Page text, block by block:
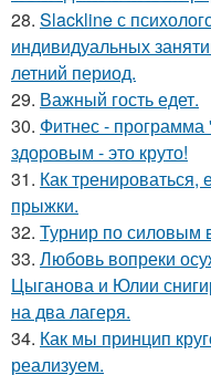
28. Slackline с
индивидуальных
летний период.
29. Важный гость едет.
30. Фитнес -
здоровым - это круто!
31. Как тренироваться,
прыжки.
32. Турнир по силовым
33. Любовь вопреки
Цыганова и Юлии
на два лагеря.
34. Как мы принцип
реализуем.